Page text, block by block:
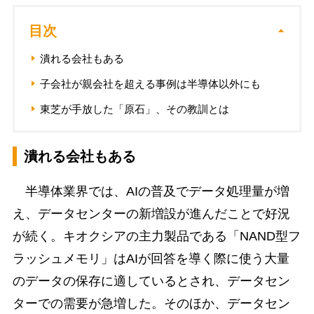
目次
潰れる会社もある
子会社が親会社を超える事例は半導体以外にも
東芝が手放した「原石」、その教訓とは
潰れる会社もある
半導体業界では、AIの普及でデータ処理量が増
え、データセンターの新増設が進んだことで好況
が続く。キオクシアの主力製品である「NAND型フ
ラッシュメモリ」はAIが回答を導く際に使う大量
のデータの保存に適しているとされ、データセン
ターでの需要が急増した。そのほか、データセン